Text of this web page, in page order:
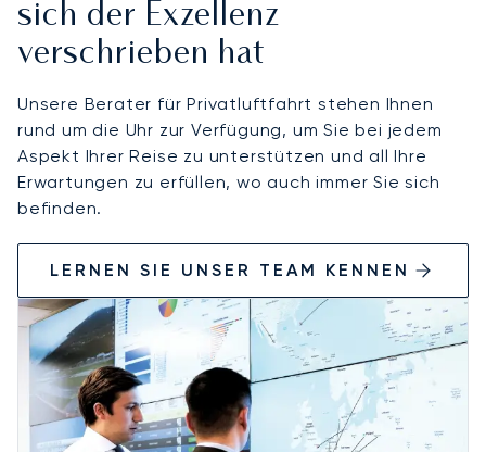
sich der Exzellenz
verschrieben hat
Unsere Berater für Privatluftfahrt stehen Ihnen
rund um die Uhr zur Verfügung, um Sie bei jedem
Aspekt Ihrer Reise zu unterstützen und all Ihre
Erwartungen zu erfüllen, wo auch immer Sie sich
befinden.
LERNEN SIE UNSER TEAM KENNEN